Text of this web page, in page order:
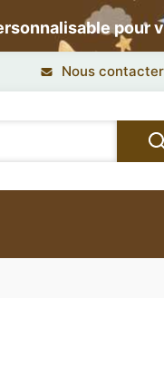
pour
Nous contacter